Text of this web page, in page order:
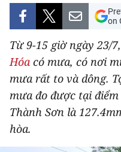
VĂN HÓA
XÃ HỘI
PHÁP LUẬT
DU LỊCH
THẾ GIỚI
on
Từ 9-15 giờ ngày 23/
Hóa có mưa, có nơi
mưa rất to và dông.
mưa đo được tại
Thành Sơn là
hòa.